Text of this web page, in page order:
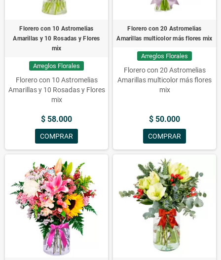
Florero con 10 Astromelias
Amarillas y 10 Rosadas y Flores
mix
Arreglos Florales
Florero con 10 Astromelias
Amarillas y 10 Rosadas y Flores
mix
$ 58.000
COMPRAR
Florero con 20 Astromelias
Amarillas multicolor más flores mix
Arreglos Florales
Florero con 20 Astromelias
Amarillas multicolor más flores
mix
$ 50.000
COMPRAR